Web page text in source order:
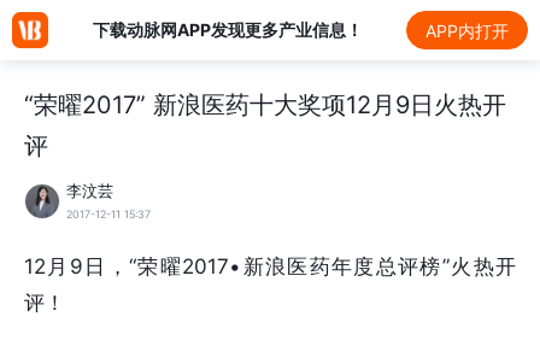
下载动脉网APP发现更多产业信息！ APP内打开
“荣曜2017” 新浪医药十大奖项12月9日火热开
评
李汶芸
2017-12-11 15:37
12月9日，“荣曜2017•新浪医药年度总评榜”火热开
评！